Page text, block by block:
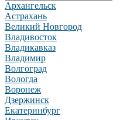
Архангельск
Астрахань
Великий Новгород
Владивосток
Владикавказ
Владимир
Волгоград
Вологда
Воронеж
Дзержинск
Екатеринбург